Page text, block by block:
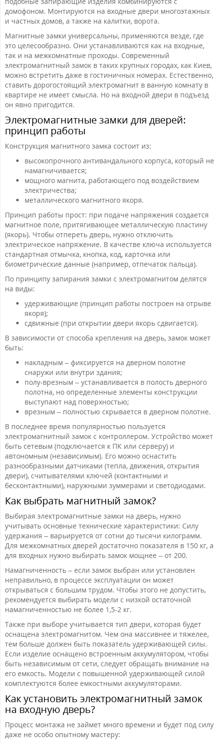
домофоном. Монтируются на входные двери многоэтажных
и частных домов, а также на калитки, ворота.
Магнитные замки универсальны, применяются везде, где
это целесообразно. Они устанавливаются как на входные,
так и на межкомнатные проходы. Современный
электромагнитный замок в таких крупных городах, как Киев,
можно встретить даже в гостиничных номерах. Естественно,
ставить дорогостоящий электромагнит в ванную комнату в
квартире не имеет смысла. Но на входной двери в подъезд
он явно пригодится.
Электромагнитные замки для дверей:
принцип работы
Конструкция магнитного замка состоит из:
высокопрочного антивандального корпуса, который не
намагничивается;
мощного магнита, работающего под воздействием
электричества;
металлического магнитного якоря.
Принцип работы прост: при подаче напряжения создается
магнитное поле, притягивающее металлическую пластину
(якорь). Чтобы отпереть дверь, нужно отключить
электрическое напряжение. В качестве ключа используется
стандартная отмычка, кнопка, код, карточка или
биометрические данные (например, отпечаток пальца).
По принципу запирания замки с электромагнитом делятся
на виды:
удерживающие (принцип работы построен на отрыве
якоря);
сдвижные (при открытии двери якорь сдвигается).
В зависимости от способа крепления на дверь, замок может
быть:
накладным – фиксируется на дверном полотне
снаружи или внутри здания;
полу-врезным – устанавливается в полость дверного
полотна, но определенные элементы конструкции
выступают над поверхностью;
врезным – полностью скрывается в дверном полотне.
В последнее время популярностью пользуется
электромагнитный замок с контроллером. Устройство может
быть сетевым (подключается к ПК или серверу) и
автономным (независимым). Его можно оснастить
разнообразными датчиками (тепла, движения, открытия
двери), считывателями ключей (контактными и
бесконтактными), наружными зуммерами и светодиодами.
Как выбрать магнитный замок?
Выбирая электромагнитные замки на дверь, нужно
учитывать основные технические характеристики: Силу
удержания – варьируется от сотни до тысячи килограмм.
Для межкомнатных дверей достаточно показателя в 150 кг, а
для входных нужно выбирать замок мощнее – от 200.
Намагниченность – если замок выбран или установлен
неправильно, в процессе эксплуатации он может
открываться с большим трудом. Чтобы этого не допустить,
рекомендуется выбирать модели с низкой остаточной
намагниченностью не более 1,5-2 кг.
Также при выборе учитывается тип двери, которая будет
оснащена электромагнитом. Чем она массивнее и тяжелее,
тем больше должен быть показатель удерживающей силы.
Если изделие оснащено встроенным аккумулятором, чтобы
быть независимым от сети, следует обращать внимание на
его емкость. Модели с повышенной удерживающей силой
комплектуются более емкостными аккумуляторами.
Как установить электромагнитный замок
на входную дверь?
Процесс монтажа не займет много времени и будет под силу
даже не особо опытному мастеру: